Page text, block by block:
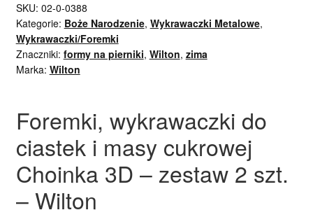
SKU: 02-0-0388
Kategorie: Boże Narodzenie, Wykrawaczki Metalowe,
Wykrawaczki/Foremki
Znaczniki: formy na pierniki, Wilton, zima
Marka: Wilton
Foremki, wykrawaczki do
ciastek i masy cukrowej
Choinka 3D – zestaw 2 szt.
– Wilton